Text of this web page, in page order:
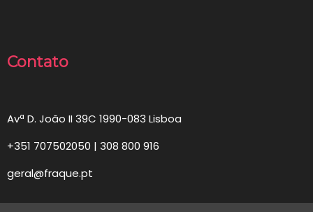
Contato
Avª D. João II 39C 1990-083 Lisboa
+351 707502050 | 308 800 916
geral@fraque.pt